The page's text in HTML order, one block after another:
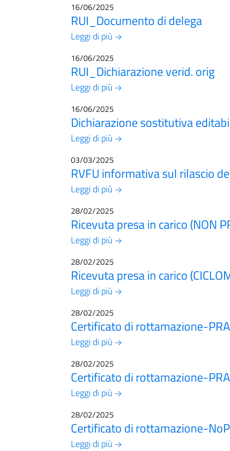
16/06/2025
RUI_Documento di delega
Leggi di più
16/06/2025
RUI_Dichiarazione verid. orig
Leggi di più
16/06/2025
Dichiarazione sostitutiva
Leggi di più
03/03/2025
RVFU informativa sul rilascio
Leggi di più
28/02/2025
Ricevuta presa in carico (NON
Leggi di più
28/02/2025
Ricevuta presa in carico
Leggi di più
28/02/2025
Certificato di rottamazione-
Leggi di più
28/02/2025
Certificato di rottamazione-
Leggi di più
28/02/2025
Certificato di rottamazione-
Leggi di più